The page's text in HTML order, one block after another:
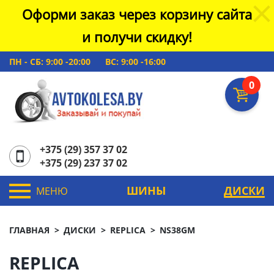
Оформи заказ через корзину сайта
и получи скидку!
ПН - СБ: 9:00 -20:00 ВС: 9:00 -16:00
0
+375 (29) 357 37 02
+375 (29) 237 37 02
МЕНЮ ШИНЫ ДИСКИ
ГЛАВНАЯ ДИСКИ REPLICA NS38GM
REPLICA